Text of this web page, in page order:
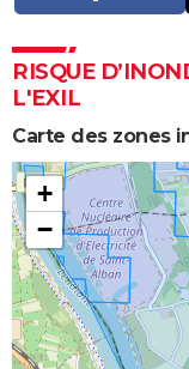
RISQUE
L'EXIL
Carte des zones
+
−